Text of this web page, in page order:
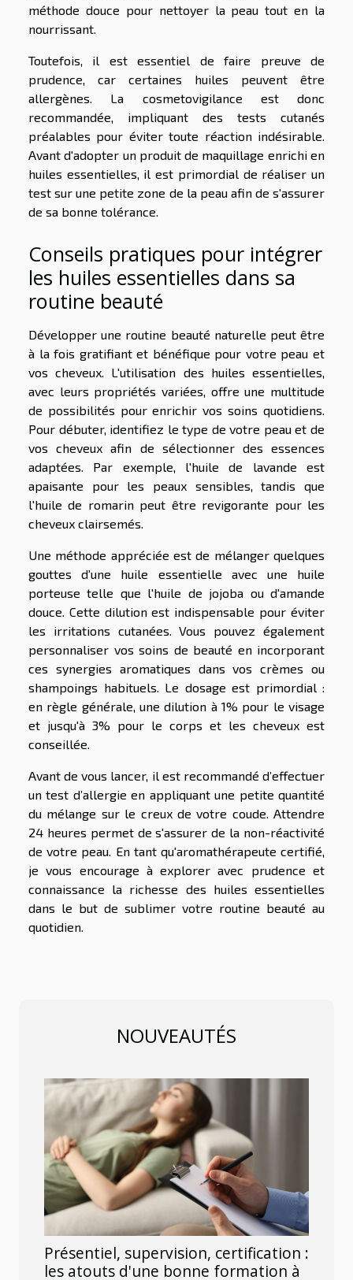
méthode douce pour nettoyer la peau tout en la
nourrissant.
Toutefois, il est essentiel de faire preuve de
prudence, car certaines huiles peuvent être
allergènes. La cosmetovigilance est donc
recommandée, impliquant des tests cutanés
préalables pour éviter toute réaction indésirable.
Avant d'adopter un produit de maquillage enrichi en
huiles essentielles, il est primordial de réaliser un
test sur une petite zone de la peau afin de s'assurer
de sa bonne tolérance.
Conseils pratiques pour intégrer
les huiles essentielles dans sa
routine beauté
Développer une routine beauté naturelle peut être
à la fois gratifiant et bénéfique pour votre peau et
vos cheveux. L'utilisation des huiles essentielles,
avec leurs propriétés variées, offre une multitude
de possibilités pour enrichir vos soins quotidiens.
Pour débuter, identifiez le type de votre peau et de
vos cheveux afin de sélectionner des essences
adaptées. Par exemple, l'huile de lavande est
apaisante pour les peaux sensibles, tandis que
l'huile de romarin peut être revigorante pour les
cheveux clairsemés.
Une méthode appréciée est de mélanger quelques
gouttes d'une huile essentielle avec une huile
porteuse telle que l'huile de jojoba ou d'amande
douce. Cette dilution est indispensable pour éviter
les irritations cutanées. Vous pouvez également
personnaliser vos soins de beauté en incorporant
ces synergies aromatiques dans vos crèmes ou
shampoings habituels. Le dosage est primordial :
en règle générale, une dilution à 1% pour le visage
et jusqu'à 3% pour le corps et les cheveux est
conseillée.
Avant de vous lancer, il est recommandé d’effectuer
un test d’allergie en appliquant une petite quantité
du mélange sur le creux de votre coude. Attendre
24 heures permet de s'assurer de la non-réactivité
de votre peau. En tant qu'aromathérapeute certifié,
je vous encourage à explorer avec prudence et
connaissance la richesse des huiles essentielles
dans le but de sublimer votre routine beauté au
quotidien.
NOUVEAUTÉS
Présentiel, supervision, certification :
les atouts d'une bonne formation à